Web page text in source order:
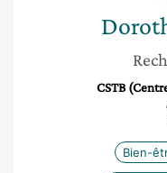
CSTB
Bien-